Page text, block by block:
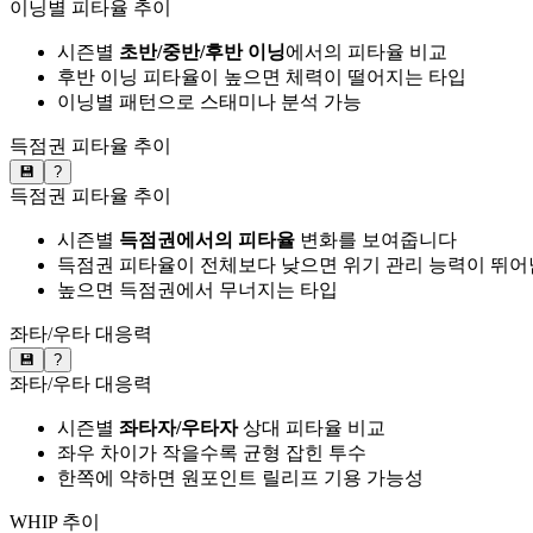
이닝별 피타율 추이
시즌별 초반/중반/후반 이닝에서의 피타율 비교
후반 이닝 피타율이 높으면 체력이 떨어지는 타입
이닝별 패턴으로 스태미나 분석 가능
득점권 피타율 추이
💾 ?
득점권 피타율 추이
시즌별 득점권에서의 피타율 변화를 보여줍니다
득점권 피타율이 전체보다 낮으면 위기 관리 능력이 뛰어
높으면 득점권에서 무너지는 타입
좌타/우타 대응력
💾 ?
좌타/우타 대응력
시즌별 좌타자/우타자상대 피타율 비교
좌우 차이가 작을수록 균형 잡힌 투수
한쪽에 약하면 원포인트 릴리프 기용 가능성
WHIP 추이